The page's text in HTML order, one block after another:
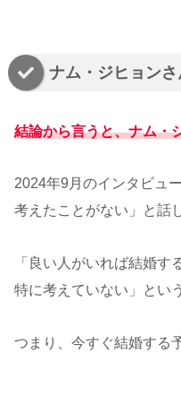
ナム・ジヒョン
結論から言うと、ナム・
2024年9月のインタビュ
考えたことがない」と話
「良い人がいれば結婚す
特に考えていない」とい
つまり、今すぐ結婚する